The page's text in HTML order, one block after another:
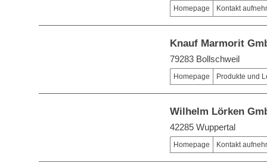
Homepage Kontakt
Knauf Marmorit
79283 Bollschweil
Homepage Produkte und
Wilhelm Lörken
42285 Wuppertal
Homepage Kontakt